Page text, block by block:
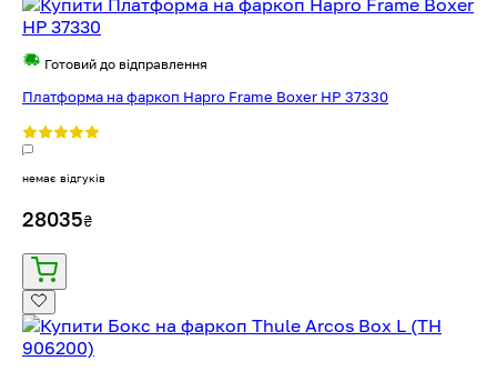
Готовий до відправлення
Платформа на фаркоп Hapro Frame Boxer HP 37330
немає відгуків
28035₴